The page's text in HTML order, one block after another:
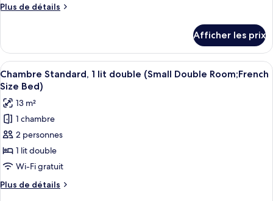
chambre :
lit
jumeau
(Small
Room)
Plus de détails
Plus
Chambre
Standard,
1
lit
(Small
Room)
Afficher les prix
Afficher
toutes
les
photos
pour
ce
type
de
chambre :
Chambre
Une chambre d’hôtel avec un
1
Chambre Standard, 1 lit double (Small Double Room;French
Size Bed)
13 m²
1 chambre
2 personnes
1 lit double
Wi-Fi gratuit
Plus de détails
Plus